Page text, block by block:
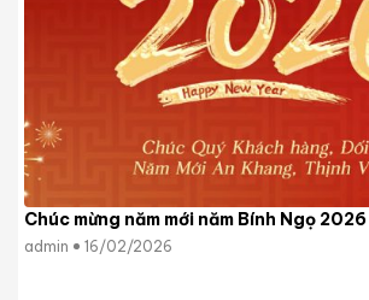
Chúc mừng năm mới năm Bính Ngọ 2026
admin 16/02/2026